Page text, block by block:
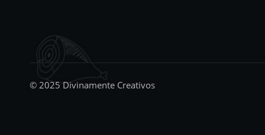
© 2025 Divinamente Creativos